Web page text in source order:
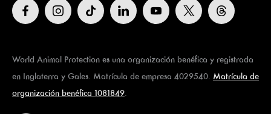
World Animal Protection es una organización benéfica y registrada
en Inglaterra y Gales. Matrícula de empresa 4029540. Matrícula de
organización benéfica 1081849